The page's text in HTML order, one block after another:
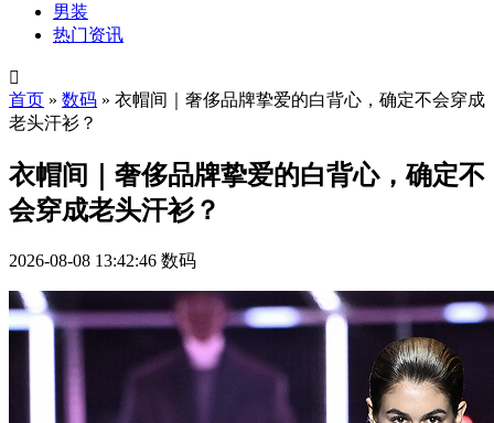
男装
热门资讯

首页 » 数码 » 衣帽间｜奢侈品牌挚爱的白背心，确定不会穿成
老头汗衫？
衣帽间｜奢侈品牌挚爱的白背心，确定不
会穿成老头汗衫？
2026-08-08 13:42:46 数码